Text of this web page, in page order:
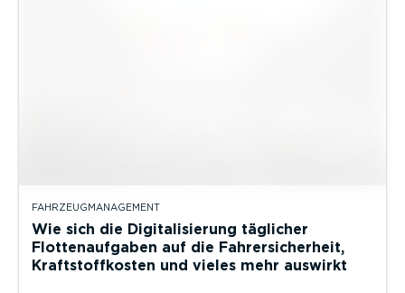
FAHRZEUGMANAGEMENT
Wie sich die Digitalisierung täglicher
Flottenaufgaben auf die Fahrersicherheit,
Kraftstoffkosten und vieles mehr auswirkt